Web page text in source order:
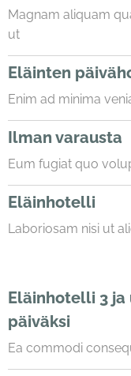
Magnam aliquam
ut
Eläinten
Enim ad minima
Ilman varausta
Eum fugiat quo
Eläinhotelli
Laboriosam nisi ut
Eläinhotelli 3 ja
päiväksi
Ea commodi